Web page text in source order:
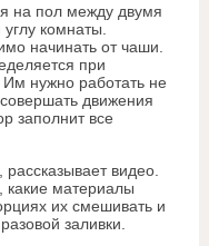
на пол между двумя
комнаты.
начинать от чаши.
при
нужно работать не
движения
заполнит все
рассказывает видео.
какие материалы
их смешивать и
заливки.